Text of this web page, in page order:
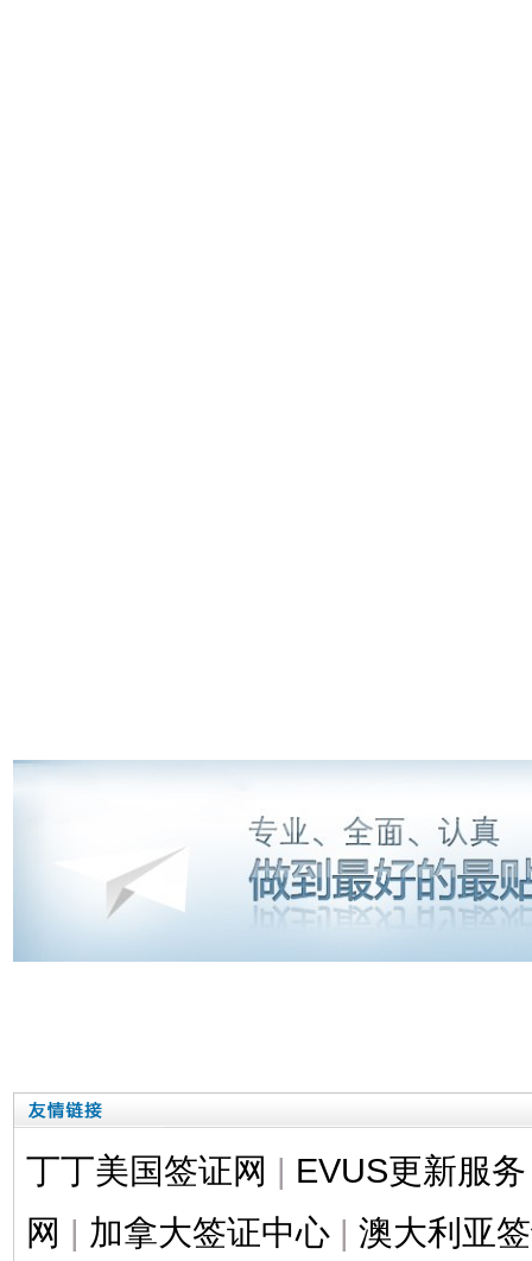
丁丁美国签证网 | EVUS更新服务
网 | 加拿大签证中心 | 澳大利亚